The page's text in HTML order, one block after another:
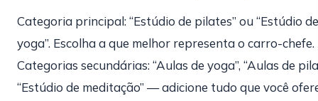
Categoria principal: “Estúdio de pilates” ou “Estúdio de
yoga”. Escolha a que melhor representa o carro-chefe.
Categorias secundárias: “Aulas de yoga”, “Aulas de
“Estúdio de meditação” — adicione tudo que você